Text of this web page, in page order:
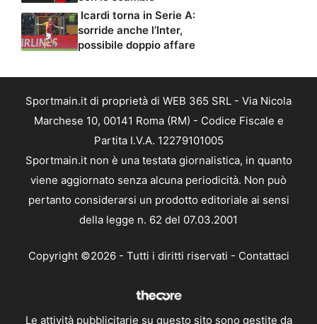
Icardi torna in Serie A:
sorride anche l’Inter,
possibile doppio affare
Sportmain.it di proprietà di WEB 365 SRL - Via Nicola
Marchese 10, 00141 Roma (RM) - Codice Fiscale e
Partita I.V.A. 12279101005
Sportmain.it non è una testata giornalistica, in quanto
viene aggiornato senza alcuna periodicità. Non può
pertanto considerarsi un prodotto editoriale ai sensi
della legge n. 62 del 07.03.2001
Copyright ©2026 - Tutti i diritti riservati - Contattaci
Le attività pubblicitarie su questo sito sono gestite da